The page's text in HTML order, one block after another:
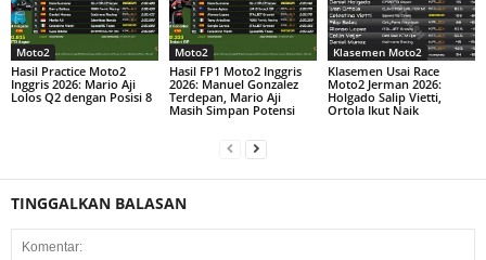
Moto2
Hasil Practice Moto2
Inggris 2026: Mario Aji
Lolos Q2 dengan Posisi 8
Moto2
Hasil FP1 Moto2 Inggris
2026: Manuel Gonzalez
Terdepan, Mario Aji
Masih Simpan Potensi
Klasemen Moto2
Klasemen Usai Race
Moto2 Jerman 2026:
Holgado Salip Vietti,
Ortola Ikut Naik
TINGGALKAN BALASAN